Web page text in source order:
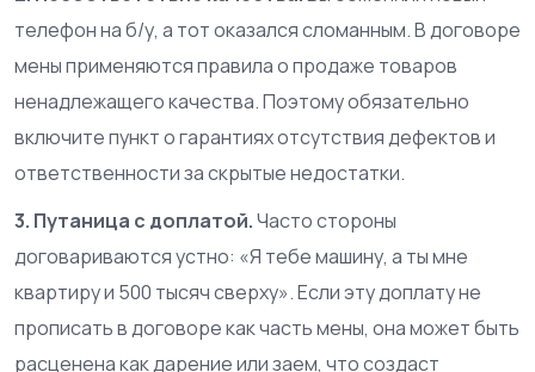
телефон на б/у, а тот оказался сломанным. В договоре
мены применяются правила о продаже товаров
ненадлежащего качества. Поэтому обязательно
включите пункт о гарантиях отсутствия дефектов и
ответственности за скрытые недостатки.
3. Путаница с доплатой.Часто стороны
договариваются устно: «Я тебе машину, а ты мне
квартиру и 500 тысяч сверху». Если эту доплату не
прописать в договоре как часть мены, она может быть
расценена как дарение или заем, что создаст